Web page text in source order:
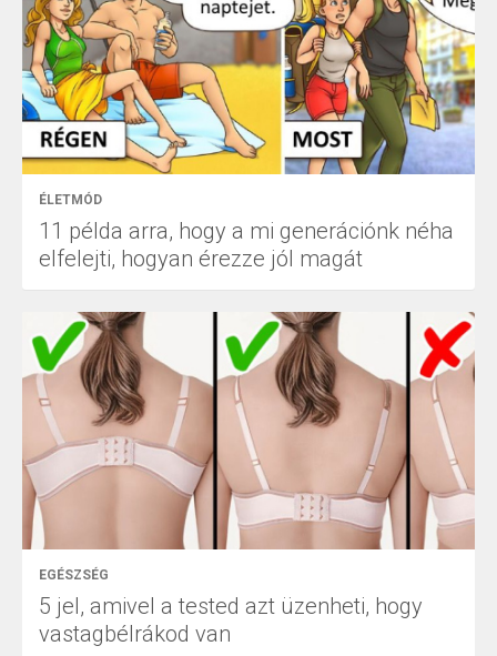
ÉLETMÓD
11 példa arra, hogy a mi generációnk néha
elfelejti, hogyan érezze jól magát
EGÉSZSÉG
5 jel, amivel a tested azt üzenheti, hogy
vastagbélrákod van